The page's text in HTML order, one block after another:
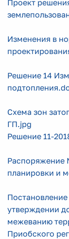
Проект
Изменения в
Решение 14
Схема зон
ГП.jpg
Решение 11-
Распоряжение
планировки и
утверждении
межеванию
Приобского